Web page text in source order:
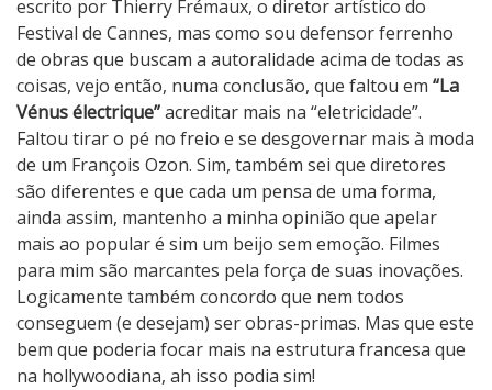
escrito por Thierry Frémaux, o diretor artístico do
Festival de Cannes, mas como sou defensor ferrenho
de obras que buscam a autoralidade acima de todas as
coisas, vejo então, numa conclusão, que faltou em “La
Vénus électrique”acreditar mais na “eletricidade”.
Faltou tirar o pé no freio e se desgovernar mais à moda
de um François Ozon. Sim, também sei que diretores
são diferentes e que cada um pensa de uma forma,
ainda assim, mantenho a minha opinião que apelar
mais ao popular é sim um beijo sem emoção. Filmes
para mim são marcantes pela força de suas inovações.
Logicamente também concordo que nem todos
conseguem (e desejam) ser obras-primas. Mas que este
bem que poderia focar mais na estrutura francesa que
na hollywoodiana, ah isso podia sim!